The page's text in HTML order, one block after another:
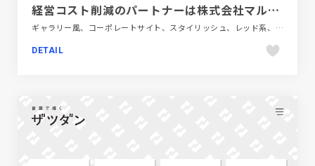
経営コスト削減のパートナーは株式会社マルエイソリューション｜岐阜県
ギャラリー風、コーポレートサイト、スタイリッシュ、レッド系、大きめ写真、金融・法律・人材・専門職
DETAIL